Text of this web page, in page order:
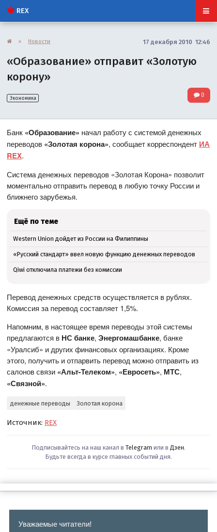
REX
» Новости 17 декабря 2010 12:46
«Образование» отправит «Золотую
корону»
Экономика 0
Банк «Образование» начал работу с системой денежных
переводов «Золотая корона», сообщает корреспондент ИА
REX.
Система денежных переводов «Золотая Корона» позволит
моментально отправить перевод в любую точку России и
ближнего зарубежья.
Ещё по теме
Western Union дойдет из России на Филиппины
«Русский стандарт» ввел новую функцию денежных переводов
Qiwi отключила платежи без комиссии
Перевод денежных средств осуществляется в рублях.
Комиссия за перевод составляет 1,5%.
Напомним, в настоящее время переводы этой системы
предлагаются в НС банке,Энергомашбанке, банке
«Уралсиб» и других финансовых организациях. Кроме
этого, получить и отпарвить перевод можно отправить из
салонов связи «Альт-Телеком», «Евросеть», МТС,
«Связной».
денежные переводы Золотая корона
Источник: REX
Подписывайтесь на наш канал в Telegram или в Дзен.
Будьте всегда в курсе главных событий дня.
Уважаемые читатели!